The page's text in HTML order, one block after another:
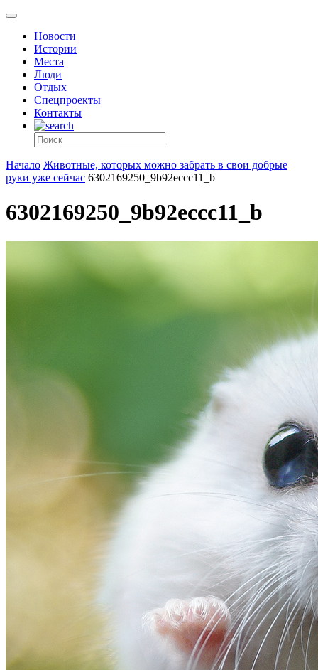
Новости
Истории
Места
Люди
Отдых
Спецпроекты
Контакты
Начало Животные, которых можно забрать в свои добрые
руки уже сейчас 6302169250_9b92eccc11_b
6302169250_9b92eccc11_b